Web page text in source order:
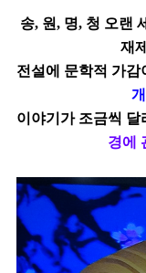
송, 원, 명, 청 오랜
재
전설에 문학적 가감
이야기가 조금씩 달
경에